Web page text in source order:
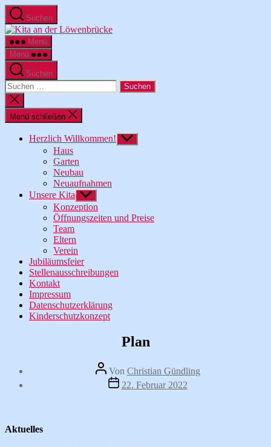
Zum
Inhalt
springen
Suchen
Kita
Menü
Menü
Suchen
Suche
nach:
Suche
schließen
Menü schließen
Herzlich Willkommen! Untermenü
anzeigen
Haus
Garten
Neubau
Neuaufnahmen
Unsere Kita Untermenü
anzeigen
Konzeption
Öffnungszeiten und Preise
Team
Eltern
Verein
Jubiläumsfeier
Stellenausschreibungen
Kontakt
Impressum
Datenschutzerklärung
Kinderschutzkonzept
Plan
Beitragsautor
Von Christian Gündling
Veröffentlichungsdatum
22. Februar 2022
Aktuelles